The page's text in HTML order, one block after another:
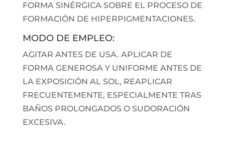
FORMA SINÉRGICA SOBRE EL PROCESO DE
FORMACIÓN DE HIPERPIGMENTACIONES.
MODO DE EMPLEO:
AGITAR ANTES DE USA. APLICAR DE
FORMA GENEROSA Y UNIFORME ANTES DE
LA EXPOSICIÓN AL SOL, REAPLICAR
FRECUENTEMENTE, ESPECIALMENTE TRAS
BAÑOS PROLONGADOS O SUDORACIÓN
EXCESIVA.